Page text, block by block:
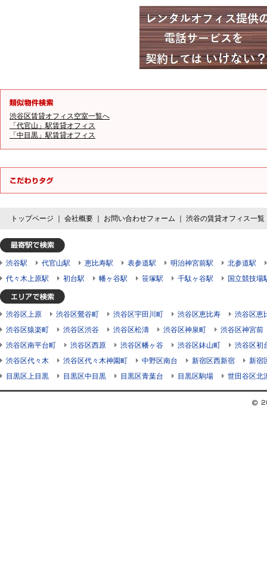
渋谷区賃貸オフィス空室一覧へ
「代官山」駅賃貸オフィス
「中目黒」駅賃貸オフィス
トップページ 会社概要 お問い合わせフォーム 渋谷の賃貸オフィス一覧
渋谷駅 代官山駅 恵比寿駅 表参道駅 明治神宮前駅
北参道駅
代々木上原駅
初台駅 幡ヶ谷駅 笹塚駅 千駄ヶ谷駅 国立競技場
渋谷区上原 渋谷区鶯谷町 渋谷区宇田川町 渋谷区恵比寿
渋谷区恵
渋谷区猿楽町
渋谷区渋谷 渋谷区松濤 渋谷区神泉町
渋谷区神宮前
渋谷区南平台町
渋谷区西原 渋谷区幡ヶ谷 渋谷区鉢山町
渋谷区初
渋谷区代々木
渋谷区代々木神園町 中野区南台 新宿区西新宿
新宿
目黒区上目黒
目黒区中目黒 目黒区青葉台 目黒区駒場 世田谷区北